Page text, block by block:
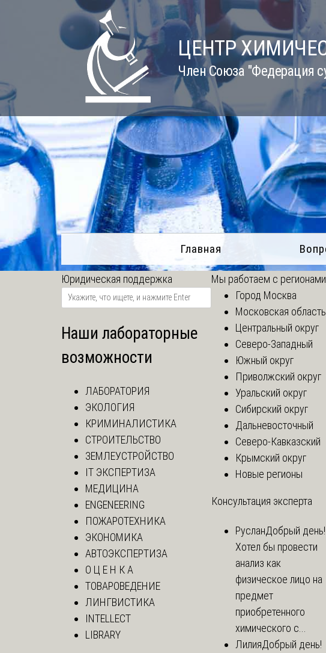
ЦЕНТР
Член Союза "Федерация
Главная
Юридическая поддержка
Наши лабораторные
возможности
ЛАБОРАТОРИЯ
ЭКОЛОГИЯ
КРИМИНАЛИСТИКА
СТРОИТЕЛЬСТВО
ЗЕМЛЕУСТРОЙСТВО
IT ЭКСПЕРТИЗА
МЕДИЦИНА
ENGENEERING
ПОЖАРОТЕХНИКА
ЭКОНОМИКА
АВТОЭКСПЕРТИЗА
О Ц Е Н К А
ТОВАРОВЕДЕНИЕ
ЛИНГВИСТИКА
INTELLECT
LIBRARY
Мы работаем с регионами
Город Москва
Московская область
Центральный округ
Северо-Западный
Южный округ
Приволжский округ
Уральский округ
Сибирский округ
Дальневосточный
Северо-Кавказский
Крымский округ
Новые регионы
Консультация эксперта
РусланДобрый день!
Хотел бы провести
анализ как
физическое лицо на
предмет
приобретенного
химического с...
ЛилияДобрый день!